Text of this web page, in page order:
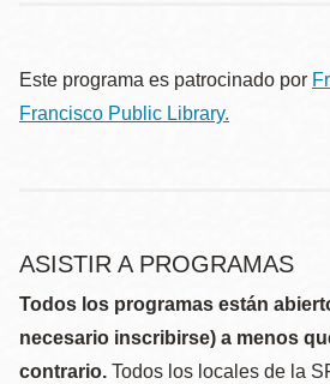
Este programa es patrocinado por
Francisco Public Library.
ASISTIR A PROGRAMAS
Todos los programas están
necesario inscribirse) a menos
contrario. Todos los locales de la